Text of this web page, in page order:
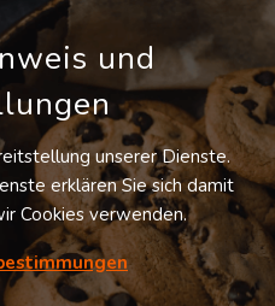
Suchauftrag
über neue
werden?
und
unserer Dienste.
erklären Sie sich damit
Cookies verwenden.